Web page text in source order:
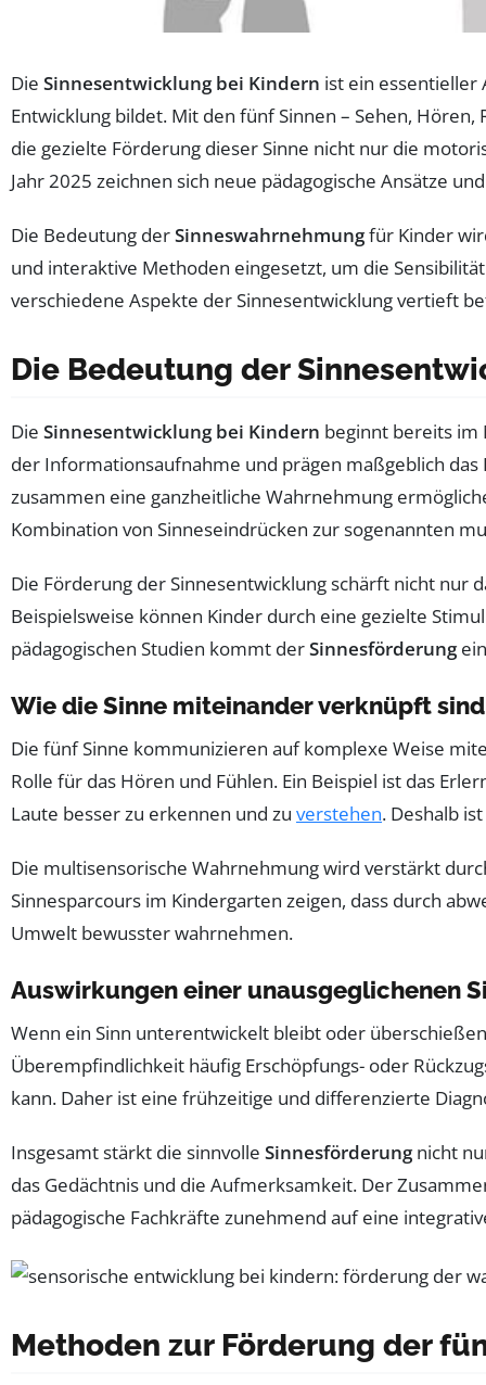
Die Sinnesentwicklung bei Kindern ist ein essentieller
Entwicklung bildet. Mit den fünf Sinnen – Sehen,
die gezielte Förderung dieser Sinne nicht nur die
Jahr 2025 zeichnen sich neue pädagogische Ansätze
Die Bedeutung derSinneswahrnehmungfür Kinder
und interaktive Methoden eingesetzt, um die
verschiedene Aspekte der Sinnesentwicklung vertieft
Die Bedeutung der
Die Sinnesentwicklung bei Kindern beginnt bereits im
der Informationsaufnahme und prägen maßgeblich
zusammen eine ganzheitliche Wahrnehmung
Kombination von Sinneseindrücken zur sogenannten
Die Förderung der Sinnesentwicklung schärft nicht nur
Beispielsweise können Kinder durch eine gezielte
pädagogischen Studien kommt derSinnesförderung
Wie die Sinne miteinander verknüpft sind
Die fünf Sinne kommunizieren auf komplexe Weise
Rolle für das Hören und Fühlen. Ein Beispiel ist das
Laute besser zu erkennen und zu verstehen. Deshalb
Die multisensorische Wahrnehmung wird verstärkt
Sinnesparcours im Kindergarten zeigen, dass durch
Umwelt bewusster wahrnehmen.
Auswirkungen einer unausgeglichenen
Wenn ein Sinn unterentwickelt bleibt oder
Überempfindlichkeit häufig Erschöpfungs- oder
kann. Daher ist eine frühzeitige und differenzierte
Insgesamt stärkt die sinnvolle Sinnesförderungnicht
das Gedächtnis und die Aufmerksamkeit. Der
pädagogische Fachkräfte zunehmend auf eine
Methoden zur Förderung der